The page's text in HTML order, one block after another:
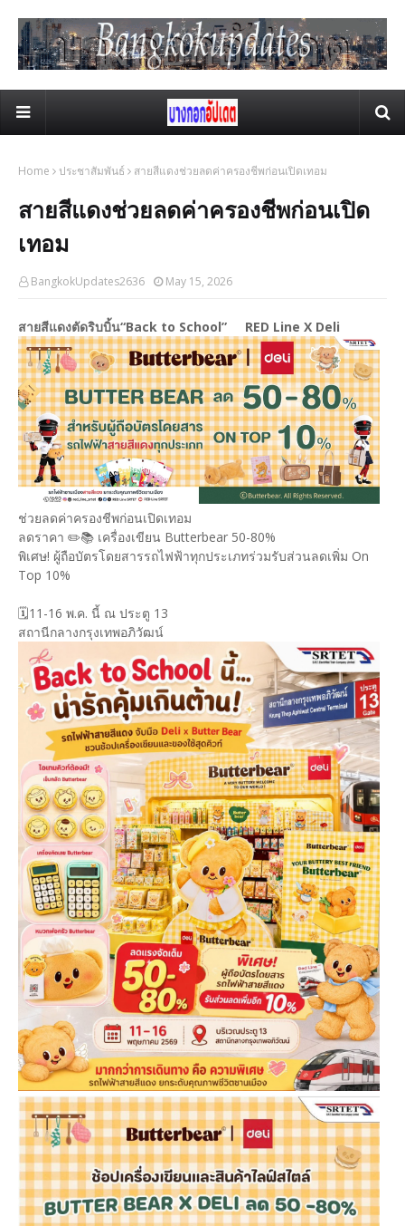
Home ประชาสัมพันธ์ สายสีแดงช่วยลดค่าครองชีพก่อนเปิดเทอม
สายสีแดงช่วยลดค่าครองชีพก่อนเปิด
เทอม
BangkokUpdates2636 May 15, 2026
สายสีแดงตัดริบบิ้น“Back to School” RED Line X Deli
ช่วยลดค่าครองชีพก่อนเปิดเทอม
ลดราคา ✏️📚 เครื่องเขียน Butterbear 50-80%
พิเศษ! ผู้ถือบัตรโดยสารรถไฟฟ้าทุกประเภทร่วมรับส่วนลดเพิ่ม On
Top 10%
🗓️11-16 พ.ค. นี้ ณ ประตู 13
สถานีกลางกรุงเทพอภิวัฒน์